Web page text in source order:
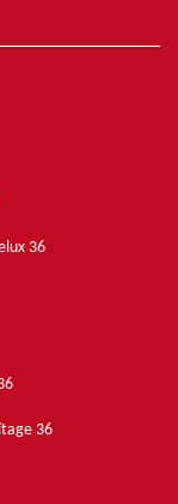
36
36